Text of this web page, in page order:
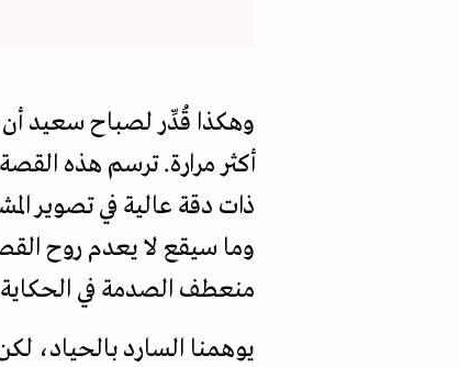
وهكذا قُدِّر لصباح سعيد أن
أكثر مرارة. ترسم هذه
ذات دقة عالية في تصوير
وما سيقع لا يعدم روح
منعطف الصدمة في
يوهمنا السارد بالحياد،